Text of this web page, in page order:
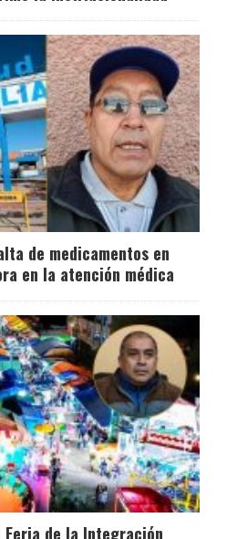
de medicamentos en
en la atención médica
de la Integración